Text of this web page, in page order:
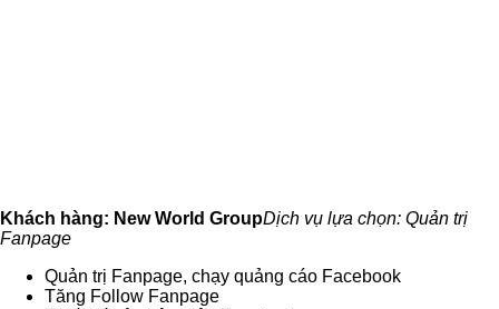
Khách hàng: New World GroupDịch vụ lựa chọn: Quản trị
Fanpage
Quản trị Fanpage, chạy quảng cáo Facebook
Tăng Follow Fanpage